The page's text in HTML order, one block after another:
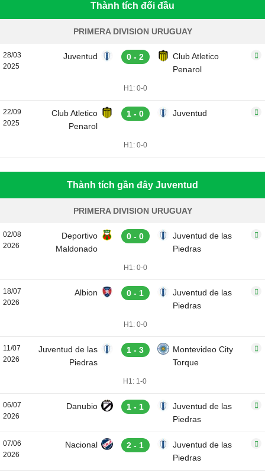
Thành tích đối đầu
PRIMERA DIVISION URUGUAY
28/03
2025
Juventud 0 - 2
Club Atletico
Penarol
H1: 0-0
22/09
2025
Club Atletico
Penarol
1 - 0 Juventud
H1: 0-0
Thành tích gần đây Juventud
PRIMERA DIVISION URUGUAY
02/08
2026
Deportivo
Maldonado
0 - 0
Juventud de las
Piedras
H1: 0-0
18/07
2026
Albion 0 - 1
Juventud de las
Piedras
H1: 0-0
11/07
2026
Juventud de las
Piedras
1 - 3
Montevideo City
Torque
H1: 1-0
06/07
2026
Danubio 1 - 1
Juventud de las
Piedras
07/06
2026
Nacional 2 - 1
Juventud de las
Piedras